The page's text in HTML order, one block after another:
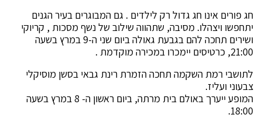
חג פורים אינו חג גדול רק לילדים . גם המבוגרים בעיר הגנים
יתחפשו ויצהלו. מסיבה, שתהווה שילוב של נשף מסכות , קריוקי
ושירים תחכה להם בגבעת גאולה ביום שני ה-9 במרץ בשעה
21:00, כרטיסים יימכרו במכירה מוקדמת .
לתושבי רמת השקמה תחכה הזמרת רינת גבאי בסשן מוסיקלי
צבעוני ועליז.
המופע ייערך באולם בית מרתה, ביום ראשון ה- 8 במרץ בשעה
18:00.